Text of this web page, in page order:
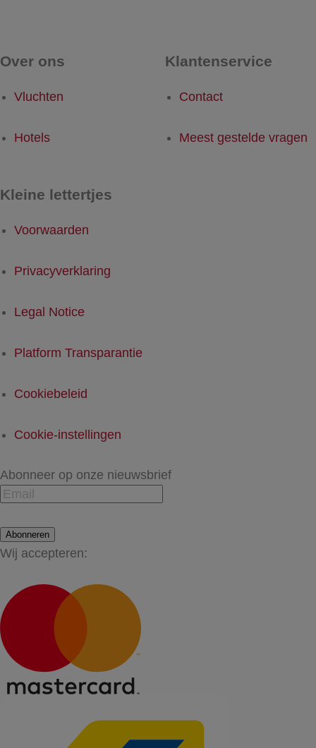
Over ons
Vluchten
Hotels
Klantenservice
Contact
Meest gestelde vragen
Kleine lettertjes
Voorwaarden
Privacyverklaring
Legal Notice
Platform Transparantie
Cookiebeleid
Cookie-instellingen
Abonneer op onze nieuwsbrief
Abonneren
Wij accepteren: